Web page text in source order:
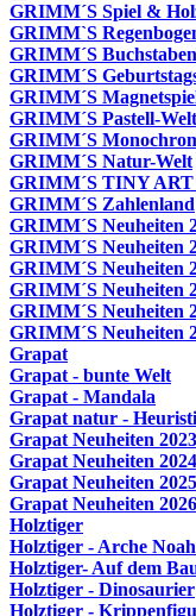
GRIMM´S Spiel &
GRIMM`S
GRIMM´S
GRIMM´S
GRIMM´S
GRIMM´S Pastell-Welt
GRIMM´S
GRIMM´S Natur-Welt
GRIMM´S TINY
GRIMM´S Zahlenland
GRIMM´S Neuheiten
GRIMM´S Neuheiten
GRIMM´S Neuheiten
GRIMM´S Neuheiten
GRIMM´S Neuheiten
GRIMM´S Neuheiten
Grapat
Grapat - bunte Welt
Grapat - Mandala
Grapat natur -
Grapat Neuheiten 2023
Grapat Neuheiten 2024
Grapat Neuheiten 2025
Grapat Neuheiten 2026
Holztiger
Holztiger - Arche Noah
Holztiger- Auf dem
Holztiger - Dinosaurier
Holztiger -